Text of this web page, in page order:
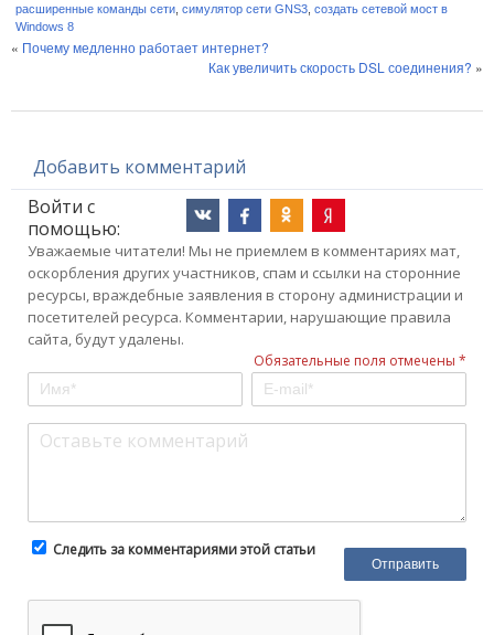
расширенные команды сети симулятор сети GNS3 создать сетевой мост в
Windows 8
« Почему медленно работает интернет?
Как увеличить скорость DSL соединения? »
Добавить комментарий
Войти с
помощью:
Уважаемые читатели! Мы не приемлем в комментариях мат,
оскорбления других участников, спам и ссылки на сторонние
ресурсы, враждебные заявления в сторону администрации и
посетителей ресурса. Комментарии, нарушающие правила
сайта, будут удалены.
Обязательные поля отмечены *
Следить за комментариями этой статьи